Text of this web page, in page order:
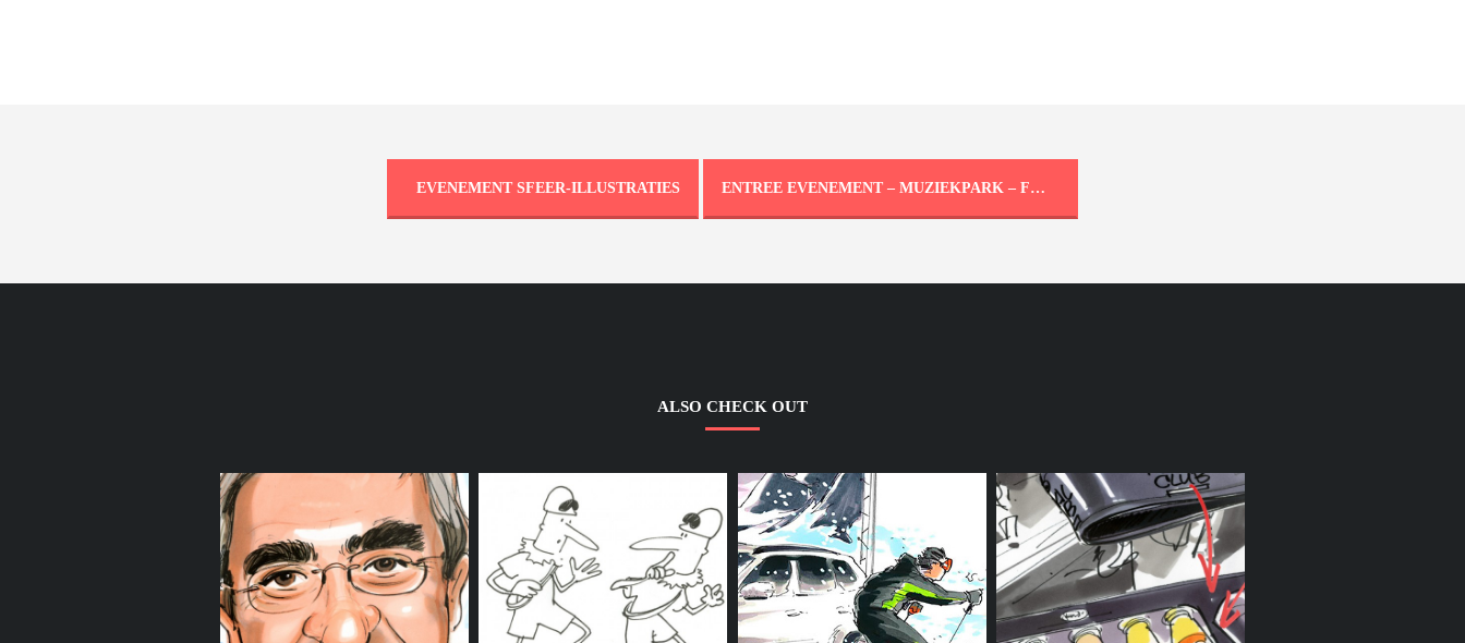
EVENEMENT SFEER-ILLUSTRATIES ENTREE EVENEMENT – MUZIEKPARK – FESTIVAL – CHINA
ALSO CHECK OUT